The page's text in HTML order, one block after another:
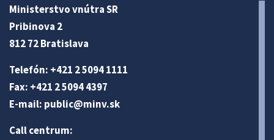
Ministerstvo vnútra SR
Pribinova 2
812 72 Bratislava
Telefón: +421 2 5094 1111
Fax: +421 2 5094 4397
E-mail: public@minv.sk
Call centrum: